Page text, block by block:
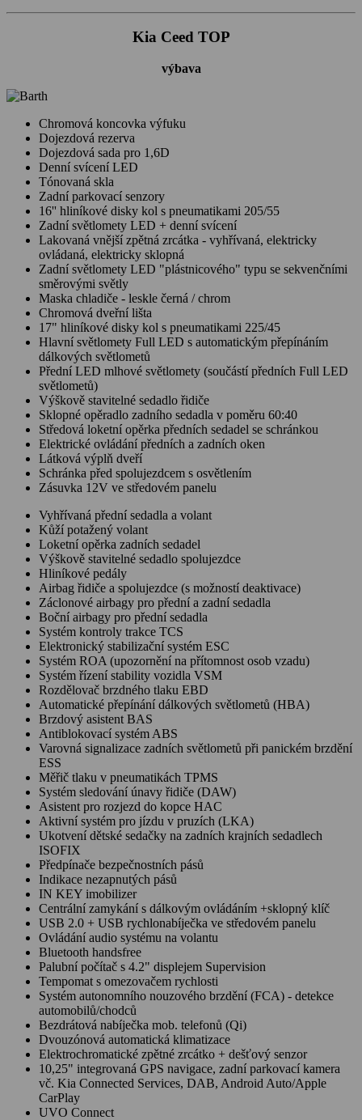
Kia Ceed TOP
výbava
Chromová koncovka výfuku
Dojezdová rezerva
Dojezdová sada pro 1,6D
Denní svícení LED
Tónovaná skla
Zadní parkovací senzory
16'' hliníkové disky kol s pneumatikami 205/55
Zadní světlomety LED + denní svícení
Lakovaná vnější zpětná zrcátka - vyhřívaná, elektricky
ovládaná, elektricky sklopná
Zadní světlomety LED "plástnicového" typu se sekvenčními
směrovými světly
Maska chladiče - leskle černá / chrom
Chromová dveřní lišta
17" hliníkové disky kol s pneumatikami 225/45
Hlavní světlomety Full LED s automatickým přepínáním
dálkových světlometů
Přední LED mlhové světlomety (součástí předních Full LED
světlometů)
Výškově stavitelné sedadlo řidiče
Sklopné opěradlo zadního sedadla v poměru 60:40
Středová loketní opěrka předních sedadel se schránkou
Elektrické ovládání předních a zadních oken
Látková výplň dveří
Schránka před spolujezdcem s osvětlením
Zásuvka 12V ve středovém panelu
Vyhřívaná přední sedadla a volant
Kůží potažený volant
Loketní opěrka zadních sedadel
Výškově stavitelné sedadlo spolujezdce
Hliníkové pedály
Airbag řidiče a spolujezdce (s možností deaktivace)
Záclonové airbagy pro přední a zadní sedadla
Boční airbagy pro přední sedadla
Systém kontroly trakce TCS
Elektronický stabilizační systém ESC
Systém ROA (upozornění na přítomnost osob vzadu)
Systém řízení stability vozidla VSM
Rozdělovač brzdného tlaku EBD
Automatické přepínání dálkových světlometů (HBA)
Brzdový asistent BAS
Antiblokovací systém ABS
Varovná signalizace zadních světlometů při panickém brzdění
ESS
Měřič tlaku v pneumatikách TPMS
Systém sledování únavy řidiče (DAW)
Asistent pro rozjezd do kopce HAC
Aktivní systém pro jízdu v pruzích (LKA)
Ukotvení dětské sedačky na zadních krajních sedadlech
ISOFIX
Předpínače bezpečnostních pásů
Indikace nezapnutých pásů
IN KEY imobilizer
Centrální zamykání s dálkovým ovládáním +sklopný klíč
USB 2.0 + USB rychlonabíječka ve středovém panelu
Ovládání audio systému na volantu
Bluetooth handsfree
Palubní počítač s 4.2" displejem Supervision
Tempomat s omezovačem rychlosti
Systém autonomního nouzového brzdění (FCA) - detekce
automobilů/chodců
Bezdrátová nabíječka mob. telefonů (Qi)
Dvouzónová automatická klimatizace
Elektrochromatické zpětné zrcátko + dešťový senzor
10,25" integrovaná GPS navigace, zadní parkovací kamera
vč. Kia Connected Services, DAB, Android Auto/Apple
CarPlay
UVO Connect